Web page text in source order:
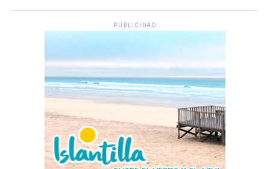
PUBLICIDAD